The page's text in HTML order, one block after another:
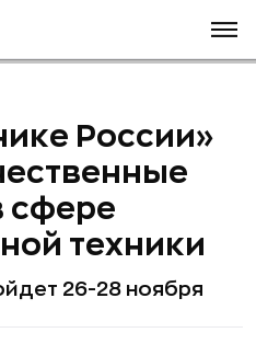
России»
сфере
техники
26-28 ноября